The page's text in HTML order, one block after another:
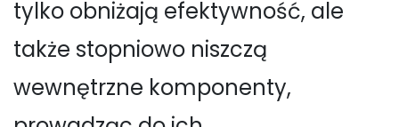
tylko obniżają efektywność, ale
także stopniowo niszczą
wewnętrzne komponenty,